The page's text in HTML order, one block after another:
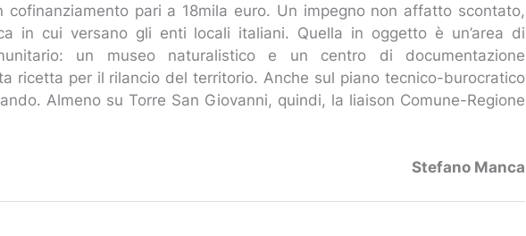
cofinanziamento pari a 18mila euro. Un impegno non affatto scontato,
in cui versano gli enti locali italiani. Quella in oggetto è un’area di
un museo naturalistico e un centro di documentazione
ricetta per il rilancio del territorio. Anche sul piano tecnico-burocratico
Almeno su Torre San Giovanni, quindi, la liaison Comune-Regione
Stefano Manca